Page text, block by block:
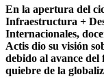
En la apertura del
Infraestructura +
Internacionales,
Actis dio su visión
debido al avance
quiebre de la